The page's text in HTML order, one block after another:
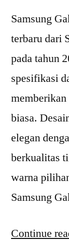
Samsung
terbaru dari
pada tahun
spesifikasi
biasa.
elegan
berkualitas
warna
Samsung
Continue